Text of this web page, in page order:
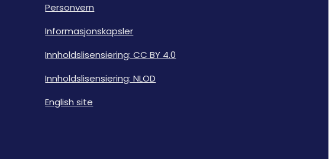
Personvern
Informasjonskapsler
Innholdslisensiering: CC BY 4.0
Innholdslisensiering: NLOD
English site